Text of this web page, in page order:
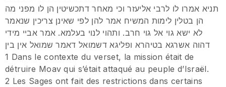
תניא אמרו לו לרבי אליעזר וכי מאחר דתכשיטין הן לו מפני מה
הן בטלין לימות המשיח אמר להן לפי שאינן צריכין שנאמר
לא ישא גוי אל גוי חרב. ותהוי לנוי בעלמא. אמר אביי מידי
דהוה אשרגא בטיהרא ופליגא דשמואל דאמר שמואל אין בין
1 Dans le contexte du verset, la mission était de
détruire Moav qui s’était attaqué au peuple d’Israël.
2 Les Sages ont fait des restrictions dans certains